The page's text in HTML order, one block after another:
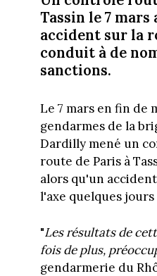
Tassin le 7 mars
accident sur la
conduit à de
sanctions.
Le 7 mars en fin de
gendarmes de la
Dardilly mené un
route de Paris à
alors qu'un
l'axe quelques
"Les résultats de
fois de plus,
gendarmerie du